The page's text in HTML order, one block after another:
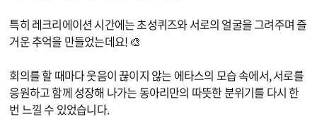
특히 레크리에이션 시간에는 초성퀴즈와 서로의 얼굴을 그려주며 즐
거운 추억을 만들었는데요! 🎨
회의를 할 때마다 웃음이 끊이지 않는 에타스의 모습 속에서, 서로를
응원하고 함께 성장해 나가는 동아리만의 따뜻한 분위기를 다시 한
번 느낄 수 있었습니다.